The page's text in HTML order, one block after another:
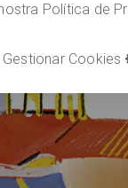
Política de
Gestionar Cookies